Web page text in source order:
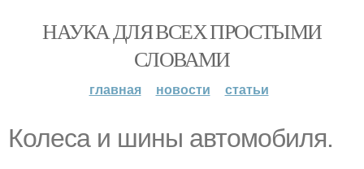
НАУКА ДЛЯ ВСЕХ ПРОСТЫМИ
СЛОВАМИ
главная новости статьи
Колеса и шины автомобиля.